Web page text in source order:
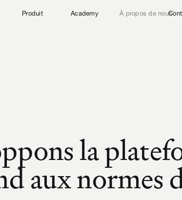
Produit À propos de nous
Academy
la
aux normes